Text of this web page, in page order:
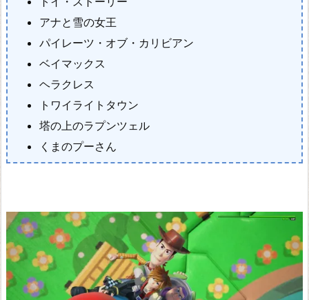
ダ
ー
ズ
2
破
壊
神
シ
と
か
ら
っ
アナと雪の女王
パイレーツ・オブ・カリビアン
ベイマックス
ヘラクレス
トワイライトタウン
塔の上のラプンツェル
くまのプーさん